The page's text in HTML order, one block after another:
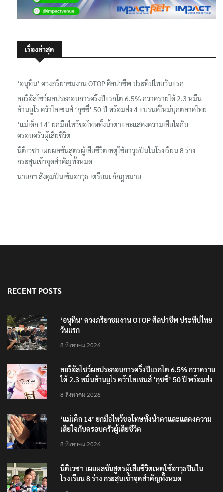
เรื่องล่าสุด
‘อนุทิน’ ควงภริยาชมงาน OTOP ศิลปาชีพ ประทีปไทยวันแรก
ลอรีอัลโชว์ผลประกอบการครึ่งปีแรกโต 6.5% กวาดรายได้ 2.3 หมื่น
ล้านยูโร คว้าไลเซนส์ ‘กุชชี่’ 50 ปี พร้อมส่ง 4 แบรนด์ใหม่บุกตลาดไทย
‘แม่เด็ก 14’ ยกมือไหว้ขอโทษทั้งน้ำตาและแสดงความเสียใจกับ
ครอบครัวผู้เสียชีวิต
นิติเวชฯ เผยผลชันสูตรผู้เสียชีวิตเหตุใช้อาวุธปืนในโรงเรียน 8 ร่าง
กระสุนเข้าจุดสำคัญทั้งหมด
นายกฯ สั่งคุมปืนเข้มอาวุธ เตรียมแก้กฎหมาย
RECENT POSTS
‘อนุทิน’ ควงภริยาชมงาน OTOP ศิลปาชีพ ประทีปไทย
วันแรก
8 สิงหาคม 2026
ลอรีอัลโชว์ผลประกอบการครึ่งปีแรกโต 6.5% กวาดราย
ได้ 2.3 หมื่นล้านยูโร คว้าไลเซนส์ ‘กุชชี่’ 50 ปี พร้อมส่ง
8 สิงหาคม 2026
‘แม่เด็ก 14’ ยกมือไหว้ขอโทษทั้งน้ำตาและแสดงความ
เสียใจกับครอบครัวผู้เสียชีวิต
8 สิงหาคม 2026
นิติเวชฯ เผยผลชันสูตรผู้เสียชีวิตเหตุใช้อาวุธปืนใน
โรงเรียน 8 ร่าง กระสุนเข้าจุดสำคัญทั้งหมด